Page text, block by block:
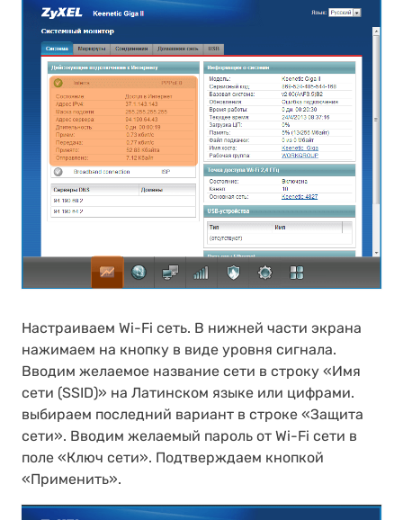
Настраиваем Wi-Fi сеть. В нижней части экрана
нажимаем на кнопку в виде уровня сигнала.
Вводим желаемое название сети в строку «Имя
сети (SSID)» на Латинском языке или цифрами.
выбираем последний вариант в строке «Защита
сети». Вводим желаемый пароль от Wi-Fi сети в
поле «Ключ сети». Подтверждаем кнопкой
«Применить».